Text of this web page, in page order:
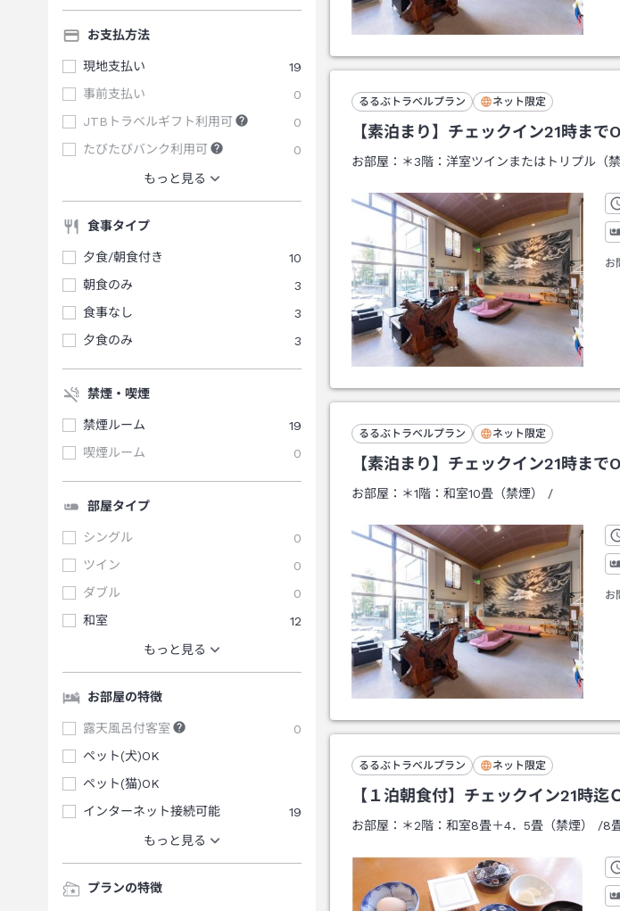
お支払方法
現地支払い
19
事前支払い
0
JTBトラベルギフト利用可
0
たびたびバンク利用可
0
もっと見る
食事タイプ
夕食/朝食付き
10
朝食のみ
3
食事なし
3
夕食のみ
3
禁煙・喫煙
禁煙ルーム
19
喫煙ルーム
0
部屋タイプ
シングル
0
ツイン
0
ダブル
0
和室
12
もっと見る
お部屋の特徴
露天風呂付客室
0
ペット(犬)OK
ペット(猫)OK
インターネット接続可能
19
もっと見る
プランの特徴
るるぶトラベルプラン ネット限定
【素泊まり】チェックイン21時ま
お部屋： ＊3階：洋室ツインまたはトリプル（禁
お
るるぶトラベルプラン ネット限定
【素泊まり】チェックイン21時ま
お部屋： ＊1階：和室10畳（禁煙） /
お
るるぶトラベルプラン ネット限定
【１泊朝食付】チェックイン21時
お部屋： ＊2階：和室8畳＋4．5畳（禁煙） /8